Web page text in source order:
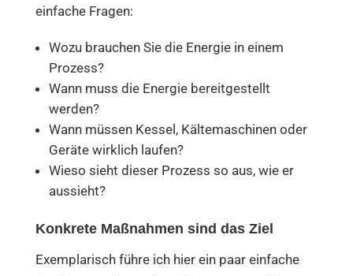
einfache Fragen:
Wozu brauchen Sie die Energie in einem
Prozess?
Wann muss die Energie bereitgestellt
werden?
Wann müssen Kessel, Kältemaschinen oder
Geräte wirklich laufen?
Wieso sieht dieser Prozess so aus, wie er
aussieht?
Konkrete Maßnahmen sind das Ziel
Exemplarisch führe ich hier ein paar einfache